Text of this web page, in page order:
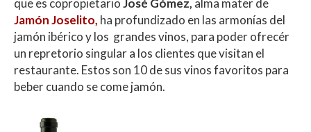
que es copropietarioJosé Gómez, alma mater de
Jamón Joselito, ha profundizado en las armonías del
jamón ibérico y los grandes vinos, para poder ofrecér
un repretorio singular a los clientes que visitan el
restaurante. Estos son 10 de sus vinos favoritos para
beber cuando se come jamón.